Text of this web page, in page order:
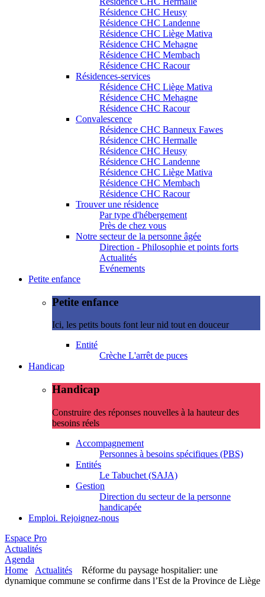
Résidence CHC Heusy
Résidence CHC Landenne
Résidence CHC Liège Mativa
Résidence CHC Mehagne
Résidence CHC Membach
Résidence CHC Racour
Résidences-services
Résidence CHC Liège Mativa
Résidence CHC Mehagne
Résidence CHC Racour
Convalescence
Résidence CHC Banneux Fawes
Résidence CHC Hermalle
Résidence CHC Heusy
Résidence CHC Landenne
Résidence CHC Liège Mativa
Résidence CHC Membach
Résidence CHC Racour
Trouver une résidence
Par type d'hébergement
Près de chez vous
Notre secteur de la personne âgée
Direction - Philosophie et points forts
Actualités
Evénements
Petite enfance
Petite enfance
Ici, les petits bouts font leur nid tout en douceur
Entité
Crèche L'arrêt de puces
Handicap
Handicap
Construire des réponses nouvelles à la hauteur des
besoins réels
Accompagnement
Personnes à besoins spécifiques (PBS)
Entités
Le Tabuchet (SAJA)
Gestion
Direction du secteur de la personne
handicapée
Emploi. Rejoignez-nous
Espace Pro
Actualités
Agenda
Home
Actualités
Réforme du paysage hospitalier: une
dynamique commune se confirme dans l’Est de la Province de Liège